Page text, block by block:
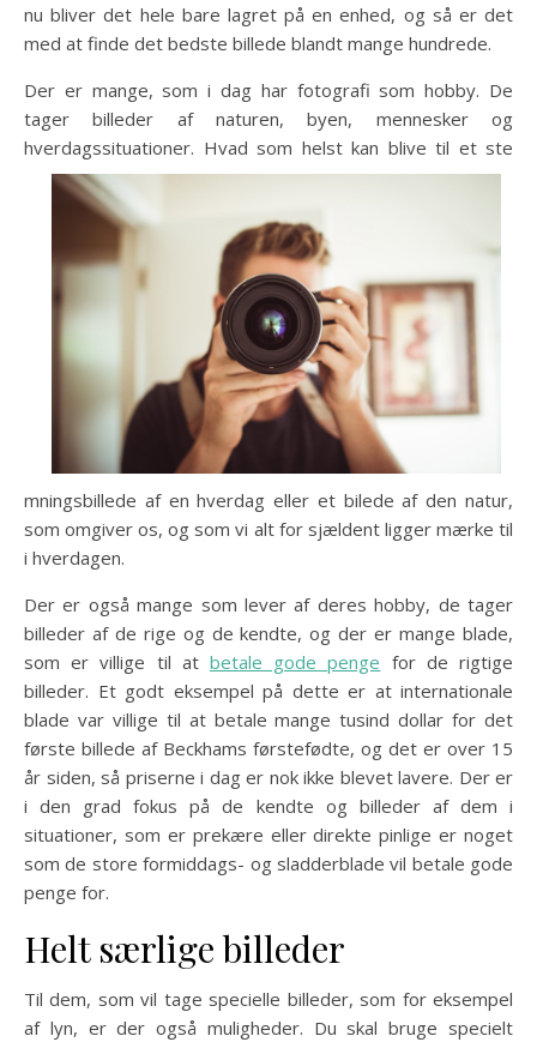
nu bliver det hele bare lagret på en enhed, og så er det
med at finde det bedste billede blandt mange hundrede.
Der er mange, som i dag har fotografi som hobby. De
tager billeder af naturen, byen, mennesker og
hverdagssituationer. Hvad som helst kan blive til et ste
mningsbillede af en hverdag eller et bilede af den natur,
som omgiver os, og som vi alt for sjældent ligger mærke til
i hverdagen.
Der er også mange som lever af deres hobby, de tager
billeder af de rige og de kendte, og der er mange blade,
som er villige til at betale gode penge for de rigtige
billeder. Et godt eksempel på dette er at internationale
blade var villige til at betale mange tusind dollar for det
første billede af Beckhams førstefødte, og det er over 15
år siden, så priserne i dag er nok ikke blevet lavere. Der er
i den grad fokus på de kendte og billeder af dem i
situationer, som er prekære eller direkte pinlige er noget
som de store formiddags- og sladderblade vil betale gode
penge for.
Helt særlige billeder
Til dem, som vil tage specielle billeder, som for eksempel
af lyn, er der også muligheder. Du skal bruge specielt